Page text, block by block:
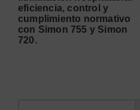
eficiencia, control y
cumplimiento normativo
con Simon 755 y Simon
720.